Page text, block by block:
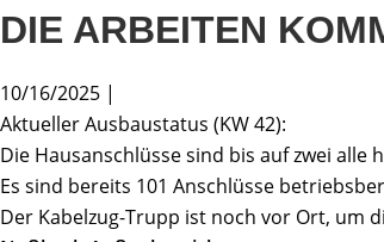
DIE ARBEITEN
10/16/2025 |
Aktueller Ausbaustatus (KW 42):
Die Hausanschlüsse sind bis auf zwei
Es sind bereits 101 Anschlüsse
Der Kabelzug-Trupp ist noch vor Ort, um